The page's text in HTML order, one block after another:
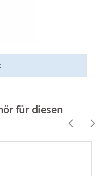
für diesen